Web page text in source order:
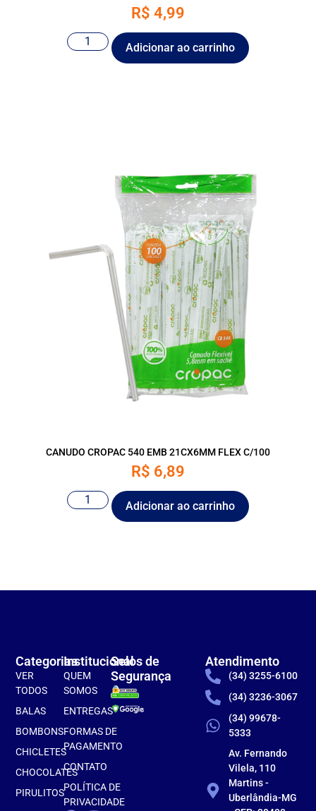
R$ 4,99
Adicionar ao carrinho
CANUDO CROPAC 540 EMB 21CX6MM FLEX C/100
R$ 6,89
Adicionar ao carrinho
Institucional
QUEM
SOMOS
ENTREGAS
FORMAS DE
PAGAMENTO
CONTATO
POLÍTICA DE
PRIVACIDADE
Categorias
VER
TODOS
BALAS
BOMBONS
CHICLETES
CHOCOLATES
PIRULITOS
Atendimento
(34) 3255-6100
(34) 3236-3067
(34) 99678-
5333
Av. Fernando
Vilela, 110
Martins -
Uberlândia-MG
Selos de
Segurança